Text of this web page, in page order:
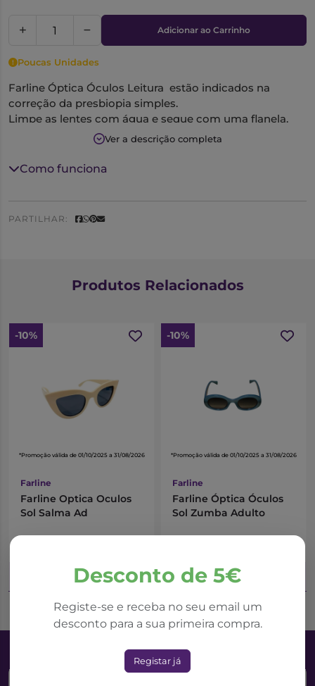
Adicionar ao Carrinho
Poucas Unidades
Farline Óptica Óculos Leitura estão indicados na
correção da presbiopia simples.
Limpe as lentes com água e seque com uma flanela.
Ver a descrição completa
Como funciona
PARTILHAR:
Desconto de 5€
Registe-se e receba no seu email um
desconto para a sua primeira compra.
Registar já
Produtos Relacionados
-10%
*Promoção válida de 01/10/2025 a 31/08/2026
Farline
Farline Optica Oculos
Sol Salma Ad
Adicionar ao Carrinho
-10%
*Promoção válida de 01/10/2025 a 31/08/2026
Farline
Farline Óptica Óculos
Sol Zumba Adulto
Adicionar ao Carrinho